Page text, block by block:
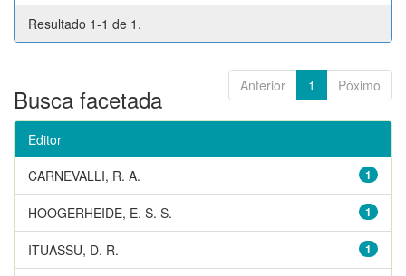
Resultado 1-1 de 1.
Anterior 1 Póximo
Busca facetada
Editor
1
CARNEVALLI, R. A.
1
HOOGERHEIDE, E. S. S.
1
ITUASSU, D. R.